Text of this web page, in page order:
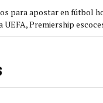
para apostar en fútbol
Premiership